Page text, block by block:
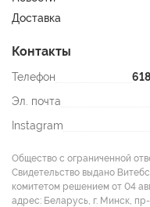
Доставка
Контакты
Телефон
Эл. почта
Instagram
Общество с ограниченной
Свидетельство выдано
комитетом решением от 04
адрес: Беларусь, г. Минск,